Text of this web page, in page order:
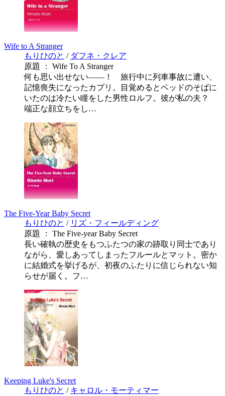
Wife to A Stranger
もりひのと / ダフネ・クレア
原題 ： Wife To A Stranger
何も思い出せない――！ 旅行中に列車事故に遭い、
記憶喪失になったカプリ。目覚めるとベッドのそばに
いたのは冷たい瞳をした男性ロルフ。彼が私の夫？
端正な顔立ちをし…
The Five-Year Baby Secret
もりひのと / リズ・フィールディング
原題 ： The Five-year Baby Secret
長い確執の歴史をもつふたつの家の跡取り同士であり
ながら、愛しあってしまったフルールとマット。密か
に結婚式を挙げるが、初夜のふたりに信じられない知
らせが届く。フ…
Keeping Luke's Secret
もりひのと / キャロル・モーティマー